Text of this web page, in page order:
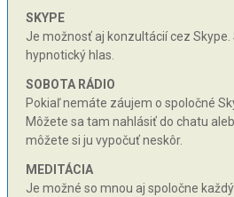
SKYPE
Je možnosť aj konzultácií cez
hypnotický hlas.
SOBOTA RÁDIO
Pokiaľ nemáte záujem o spoločné
Môžete sa tam nahlásiť do chatu
môžete si ju vypočuť neskôr.
MEDITÁCIA
Je možné so mnou aj spoločne